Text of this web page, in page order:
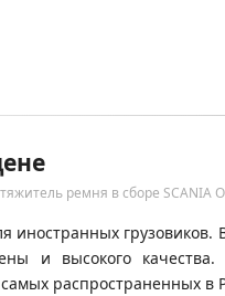
ремня в сборе SCANIA
иностранных
и высокого
распространенных в